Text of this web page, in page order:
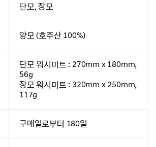
단모, 장모
양모 (호주산 100%)
단모 워시미트 : 270mm x 180mm,
56g
장모 워시미트 : 320mm x 250mm,
117g
구매일로부터 180일